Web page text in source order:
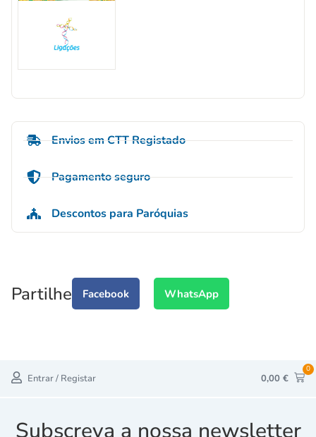
Envios em CTT Registado
Pagamento seguro
Descontos para Paróquias
Partilhe Facebook WhatsApp
Entrar / Registar 0,00 €
0